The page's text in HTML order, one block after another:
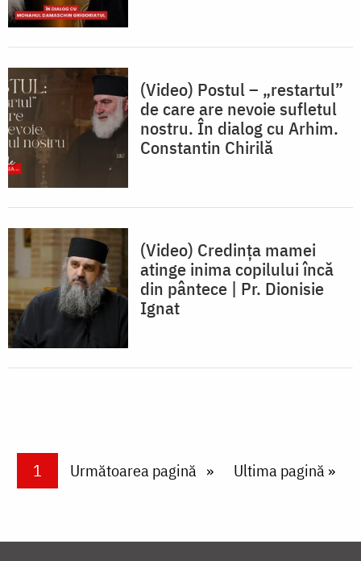
(Video) Postul – „restartul”
de care are nevoie sufletul
nostru. În dialog cu Arhim.
Constantin Chirilă
(Video) Credința mamei
atinge inima copilului încă
din pântece | Pr. Dionisie
Ignat
PaginareCurrent page
1 Next page
Următoarea pagină Last page
Ultima pagină »